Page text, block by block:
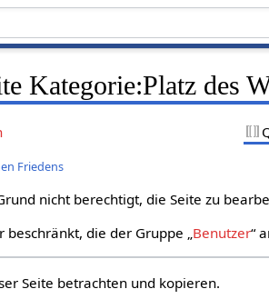
Kategorie:Platz des
Friedens
nicht berechtigt, die Seite zu
beschränkt, die der Gruppe „Benutzer“
Seite betrachten und kopieren.